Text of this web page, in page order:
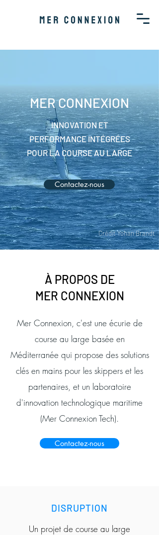
MER CONNEXION
INNOVATION ET
PERFORMANCE INTÉGRÉES
POUR LA COURSE AU LARGE
Contactez-nous
Crédit Yohan Brandt
À PROPOS DE
MER CONNEXION
Mer Connexion, c'est une écurie de
course au large basée en
Méditerranée qui propose des solutions
clés en mains pour les skippers et les
partenaires, et un laboratoire
d'innovation technologique maritime
(Mer Connexion Tech).
Contactez-nous
DISRUPTION
Un projet de course au large